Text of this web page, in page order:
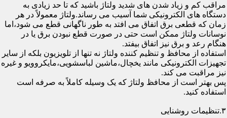
مراقب کم و زیاد شدن های شدید ولتاژ باشید که تا حد زیادی به
دستگاه های الکترونیکی شما آسیب می رساند.ولتاژ معمولاً در هر
زمان که قطعی برق اتفاق می افتد به طور ناگهانی قطع می شود،اما
نوسانات ولتاژ ممکن است حتی در صورت قطع نبودن برق یا در
هنگام رعد و برق نیز اتفاق بیفتد.
استفاده از محافظ و تنظیم کننده ولتاژ نه تنها از تلویزیون بلکه از سایر
تجهیزات الکترونیکی مانند یخچال،ماشین لباسشویی،مایکروویو و غیره
نیز مراقبت می کند.
پس بهتر است از محافظ ولتاژ که یک وسیله کاملاً به صرفه است
استفاده کنید.
۳.تنظیمات روشنایی